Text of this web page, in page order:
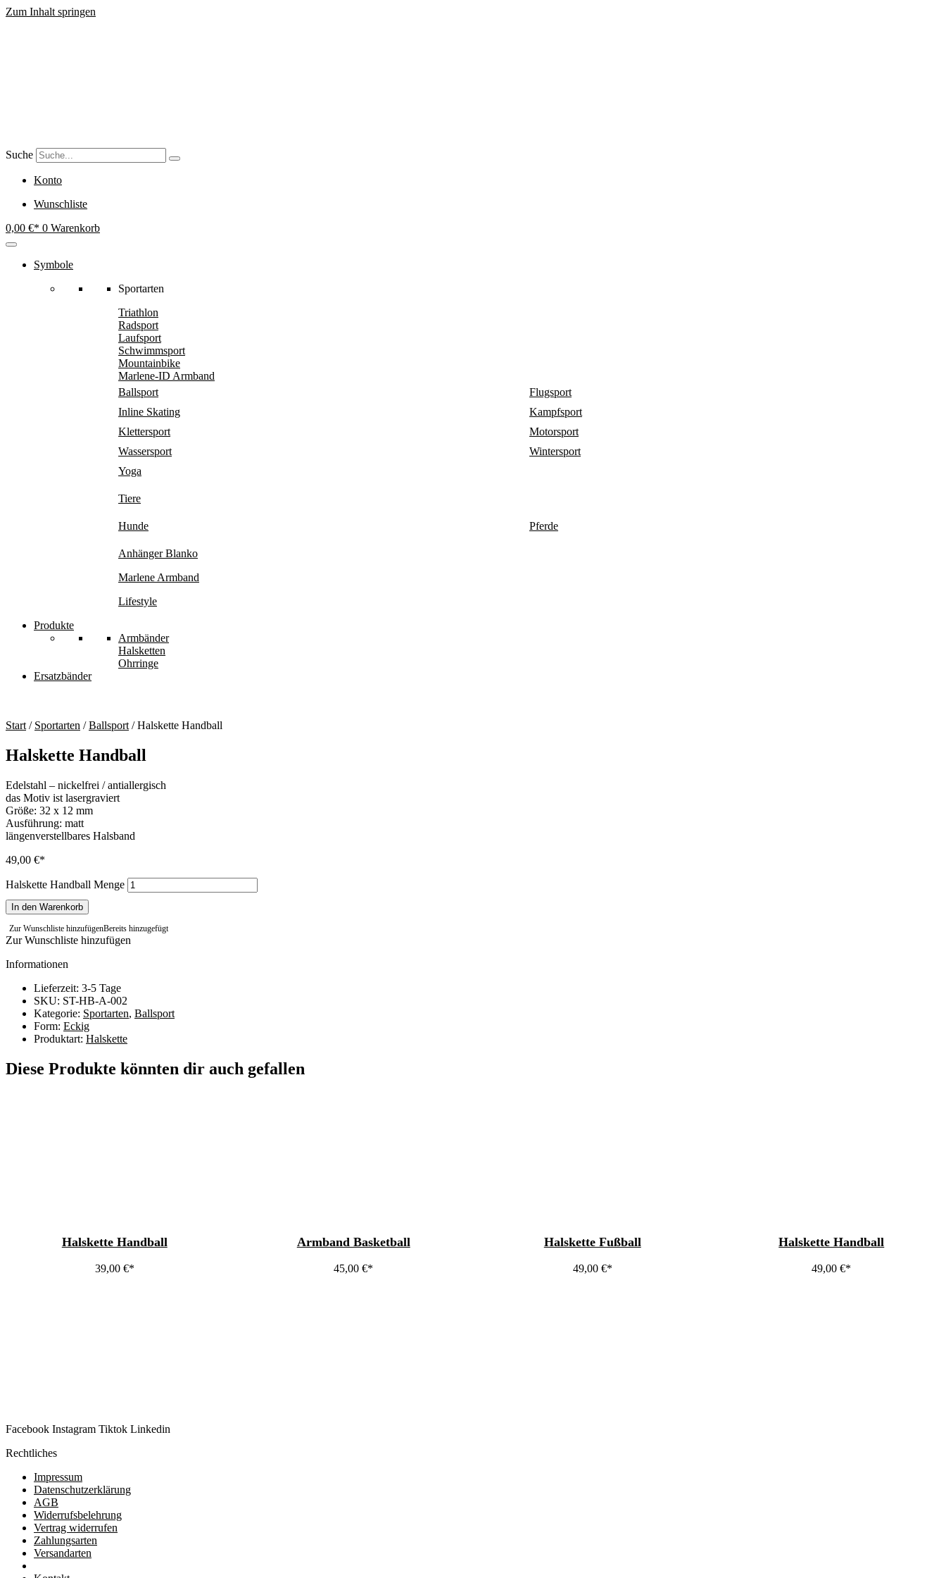
Zum Inhalt springen
Suche
Konto
Wunschliste
0,00 € 0 Warenkorb
Symbole
Sportarten
Triathlon
Radsport
Laufsport
Schwimmsport
Mountainbike
Marlene-ID Armband
Ballsport
Flugsport
Inline Skating
Kampfsport
Klettersport
Motorsport
Wassersport
Wintersport
Yoga
Tiere
Hunde Pferde
Anhänger Blanko
Marlene Armband
Lifestyle
Produkte
Armbänder
Halsketten
Ohrringe
Ersatzbänder
Start / Sportarten /Ballsport / Halskette Handball
Halskette Handball
Edelstahl – nickelfrei / antiallergisch
das Motiv ist lasergraviert
Größe: 32 x 12 mm
Ausführung: matt
längenverstellbares Halsband
49,00 €
Halskette Handball Menge
In den Warenkorb
Zur Wunschliste hinzufügenBereits hinzugefügt
Zur Wunschliste hinzufügen
Informationen
Lieferzeit: 3-5 Tage
SKU: ST-HB-A-002
Kategorie: Sportarten, Ballsport
Form: Eckig
Produktart: Halskette
Diese Produkte könnten dir auch gefallen
Halskette Handball
39,00 €
Armband Basketball
45,00€
Halskette Fußball
49,00 €
Halskette Handball
49,00€
Facebook Instagram Tiktok Linkedin
Rechtliches
Impressum
Datenschutzerklärung
AGB
Widerrufsbelehrung
Vertrag widerrufen
Zahlungsarten
Versandarten